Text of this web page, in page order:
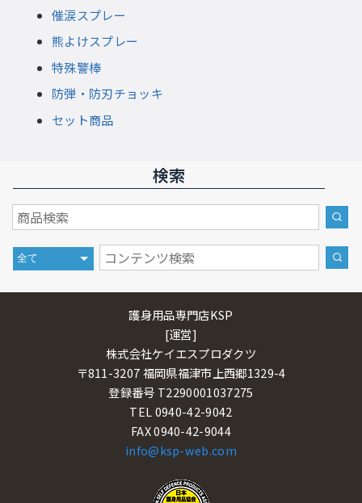
催涙スプレー
熊よけスプレー
特殊警棒
防弾・防刃チョッキ
セット商品
検索
護身用品専門店KSP
[運営]
株式会社ケイエスプロダクツ
〒811-3207 福岡県福津市上西郷1329-4
登録番号 T2290001037275
TEL 0940-42-9042
FAX 0940-42-9044
info@ksp-web.com